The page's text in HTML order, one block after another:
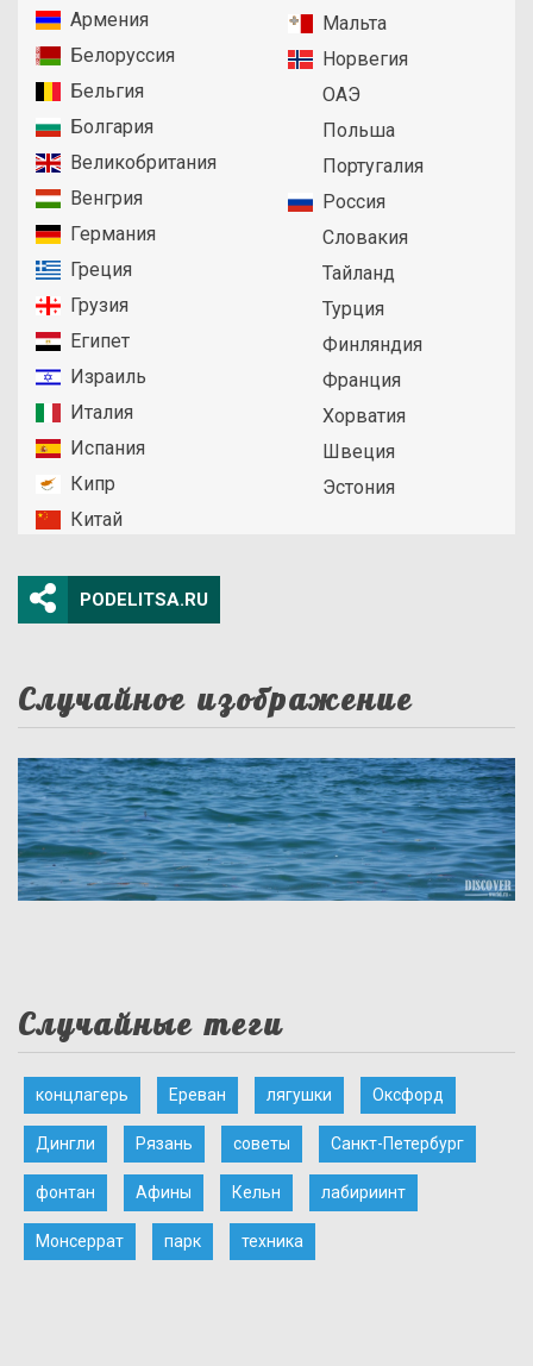
Армения
Белоруссия
Бельгия
Болгария
Великобритания
Венгрия
Германия
Греция
Грузия
Египет
Израиль
Италия
Испания
Кипр
Китай
Мальта
Норвегия
ОАЭ
Польша
Португалия
Россия
Словакия
Тайланд
Турция
Финляндия
Франция
Хорватия
Швеция
Эстония
PODELITSA.RU
Случайное изображение
Случайные теги
концлагерь Ереван лягушки Оксфорд
Дингли Рязань советы Санкт-Петербург
фонтан Афины Кельн лабириинт
Монсеррат парк техника